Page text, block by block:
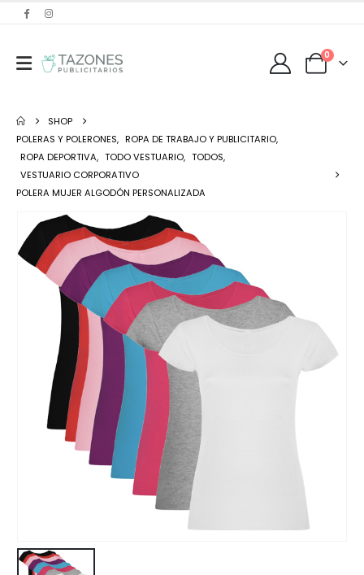
0
SHOP
POLERAS Y POLERONES, ROPA DE TRABAJO Y PUBLICITARIO,
ROPA DEPORTIVA, TODO VESTUARIO, TODOS,
VESTUARIO CORPORATIVO
POLERA MUJER ALGODÓN PERSONALIZADA